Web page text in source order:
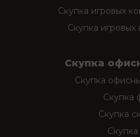
Скупка игровых
Скупка игровых
Скупка
Скупка
Скупка
Скупка